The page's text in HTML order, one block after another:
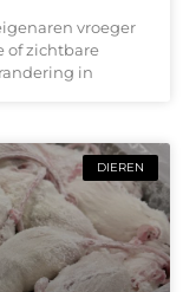
vroeger
of zichtbare
in
DIEREN